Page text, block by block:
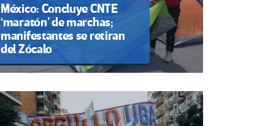
México: Concluye CNTE
‘maratón’ de marchas;
manifestantes se retiran
del Zócalo